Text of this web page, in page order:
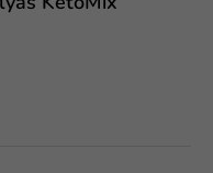
KetoMix